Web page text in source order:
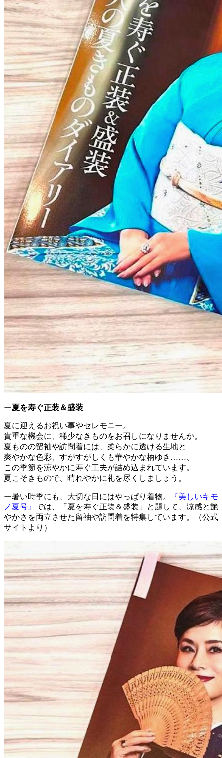
ー夏を寿ぐ正装＆盛装
夏に迎えるお祝い事やセレモニー。
貴重な機会に、稀少なきものをお召しになりませんか。
夏ものの留袖や訪問着には、柔らかに透ける生地と
爽やかな色彩、すがすがしくも華やかな柄ゆき……、
この季節を涼やかに寿ぐ工夫が詰め込まれています。
夏こそきもので、晴れやかに礼を尽くしましょう。
ー暑い時季にも、大切な日にはやっぱり着物。
『美しいキモ
ノ夏号』 では、「夏を寿ぐ正装＆盛装」と題して、涼感と艶
やかさを両立させた留袖や訪問着を特集しています。（公式
サイトより）